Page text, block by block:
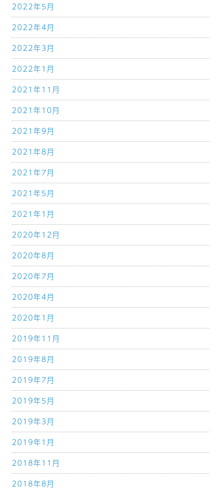
2022年5月
2022年4月
2022年3月
2022年1月
2021年11月
2021年10月
2021年9月
2021年8月
2021年7月
2021年5月
2021年1月
2020年12月
2020年8月
2020年7月
2020年4月
2020年1月
2019年11月
2019年8月
2019年7月
2019年5月
2019年3月
2019年1月
2018年11月
2018年8月